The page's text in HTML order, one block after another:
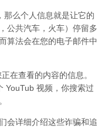
么个人信息就是让它的
公共汽车，火车）停留多
算法会在您的电子邮件中
在查看的内容的信息。
YouTub 视频，你搜索过
会详细介绍这些诈骗和追